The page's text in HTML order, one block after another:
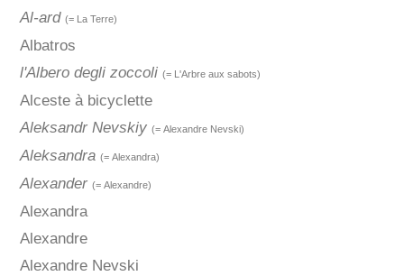
Al-ard (= La Terre)
Albatros
l'Albero degli zoccoli (= L'Arbre aux sabots)
Alceste à bicyclette
Aleksandr Nevskiy (= Alexandre Nevski)
Aleksandra (= Alexandra)
Alexander (= Alexandre)
Alexandra
Alexandre
Alexandre Nevski